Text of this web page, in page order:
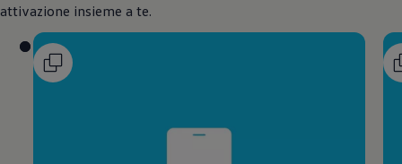
attivazione insieme a te.